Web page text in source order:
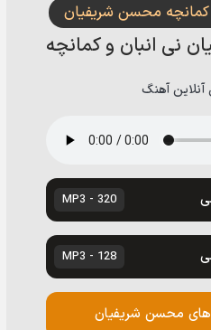
کمانچه محسن شریفیان
نی انبان و کمانچه
آهنگ
320 - MP3
128 - MP3
های محسن شریفیان